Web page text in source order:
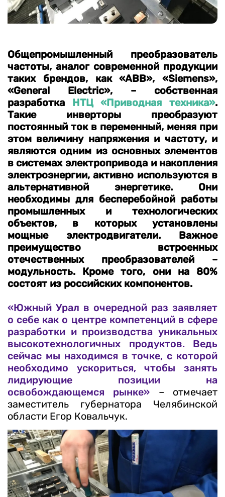
Общепромышленный преобразователь
частоты, аналог современной продукции
таких брендов, как «ABB», «Siemens»,
«General Electric», – собственная
разработка НТЦ «Приводная техника».
Такие инверторы преобразуют
постоянный ток в переменный, меняя при
этом величину напряжения и частоту, и
являются одним из основных элементов
в системах электропривода и накопления
электроэнергии, активно используются в
альтернативной энергетике. Они
необходимы для бесперебойной работы
промышленных и технологических
объектов, в которых установлены
мощные электродвигатели. Важное
преимущество встроенных
отечественных преобразователей –
модульность. Кроме того, они на 80%
состоят из российских компонентов.
«Южный Урал в очередной раз заявляет
о себе как о центре компетенций в сфере
разработки и производства уникальных
высокотехнологичных продуктов. Ведь
сейчас мы находимся в точке, с которой
необходимо ускориться, чтобы занять
лидирующие позиции на
освобождающемся рынке» – отмечает
заместитель губернатора Челябинской
области Егор Ковальчук.